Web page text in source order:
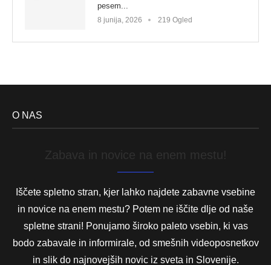
pesem...
8 junija, 2026 219 Ogled
O NAS
Zabava in novice na enem mestu!
Iščete spletno stran, kjer lahko najdete zabavne vsebine
in novice na enem mestu? Potem ne iščite dlje od naše
spletne strani! Ponujamo široko paleto vsebin, ki vas
bodo zabavale in informirale, od smešnih videoposnetkov
in slik do najnovejših novic iz sveta in Slovenije.